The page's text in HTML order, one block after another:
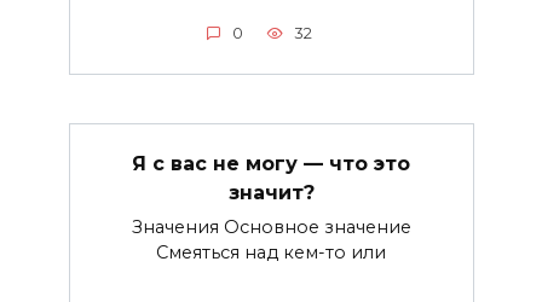
0 32
Я с вас не могу — что это
значит?
Значения Основное значение
Смеяться над кем-то или